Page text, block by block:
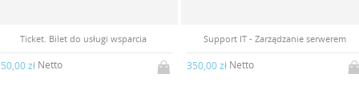
Ticket. Bilet do usługi wsparcia
złNetto
Support IT - Zarządzanie serwerem
350,00 złNetto